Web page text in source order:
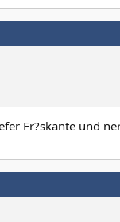
Fr?skante und